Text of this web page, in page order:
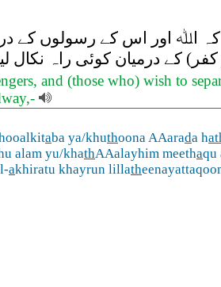
اﷲ اور اس کے رسولوں کے
کے درمیان کوئی راہ نکال
and (those who) wish to
aba ya/khuthoona AAarada h
alam yu/khathAAalayhim meethaqu
akhiratu khayrun lillath